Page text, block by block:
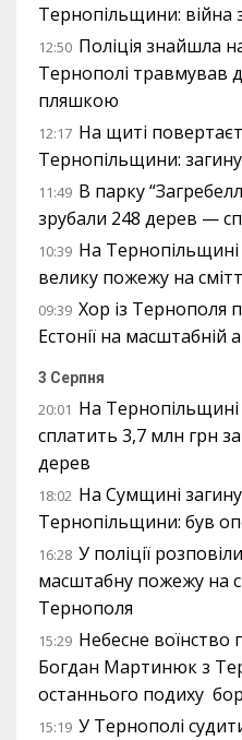
Тернопільщини: війна
12:50 Поліція знайшла
Тернополі травмував
пляшкою
12:17 На щиті
Тернопільщини:
11:49 В парку
зрубали 248 дерев —
10:39 На
велику пожежу на
09:39 Хор із Тернополя
Естонії на масштабній
3 Серпня
20:01 На Тернопільщині
сплатить 3,7 млн грн
дерев
18:02 На Сумщині
Тернопільщини: був
16:28 У поліції
масштабну пожежу на
Тернополя
15:29 Небесне воїнство
Богдан Мартинюк з
останнього подиху
15:19 У Тернополі